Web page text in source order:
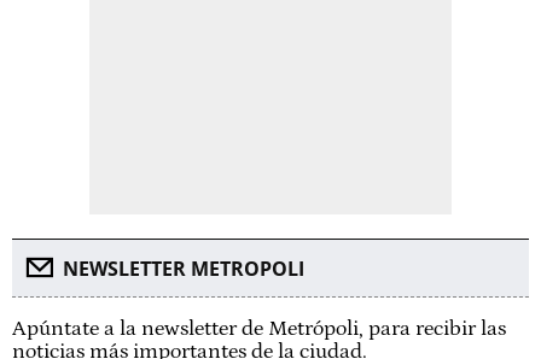
NEWSLETTER METROPOLI
Apúntate a la newsletter de Metrópoli, para recibir las
noticias más importantes de la ciudad.